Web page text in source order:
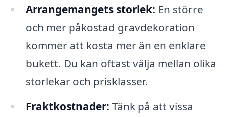
Arrangemangets storlek: En större
och mer påkostad gravdekoration
kommer att kosta mer än en enklare
bukett. Du kan oftast välja mellan olika
storlekar och prisklasser.
Fraktkostnader: Tänk på att vissa